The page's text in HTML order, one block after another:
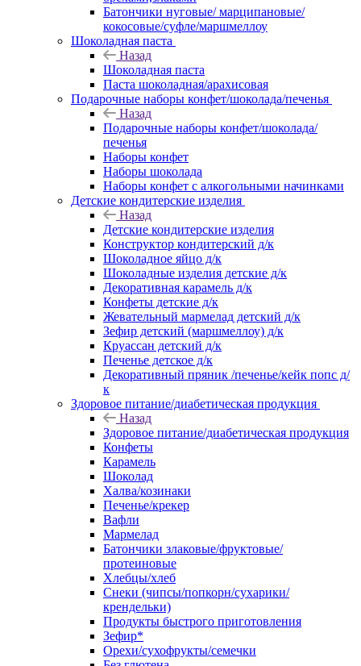
Батончики нуговые/ марципановые/
кокосовые/суфле/маршмеллоу
Шоколадная паста
Назад
Шоколадная паста
Паста шоколадная/арахисовая
Подарочные наборы конфет/шоколада/печенья
Назад
Подарочные наборы конфет/шоколада/
печенья
Наборы конфет
Наборы шоколада
Наборы конфет с алкогольными начинками
Детские кондитерские изделия
Назад
Детские кондитерские изделия
Конструктор кондитерский д/к
Шоколадное яйцо д/к
Шоколадные изделия детские д/к
Декоративная карамель д/к
Конфеты детские д/к
Жевательный мармелад детский д/к
Зефир детский (маршмеллоу) д/к
Круассан детский д/к
Печенье детское д/к
Декоративный пряник /печенье/кейк попс д/
к
Здоровое питание/диабетическая продукция
Назад
Здоровое питание/диабетическая продукция
Конфеты
Карамель
Шоколад
Халва/козинаки
Печенье/крекер
Вафли
Мармелад
Батончики злаковые/фруктовые/
протеиновые
Хлебцы/хлеб
Снеки (чипсы/попкорн/сухарики/
крендельки)
Продукты быстрого приготовления
Зефир*
Орехи/сухофрукты/семечки